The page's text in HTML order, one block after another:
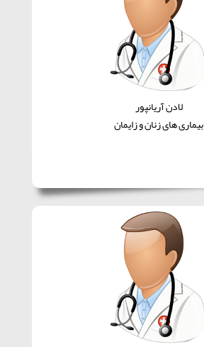
لادن آریانپور
بیماری های زنان و زایمان